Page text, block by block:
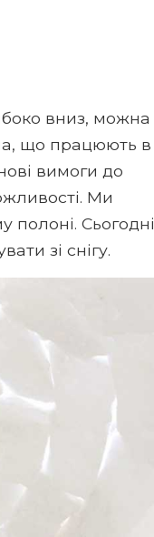
вниз, можна
що працюють в
вимоги до
Ми
полоні. Сьогодні
зі снігу.